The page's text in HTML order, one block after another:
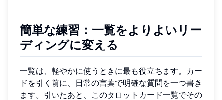
簡単な練習：一覧をよりよいリー
ディングに変える
一覧は、軽やかに使うときに最も役立ちます。カー
ドを引く前に、日常の言葉で明確な質問を一つ書き
ます。引いたあと、このタロットカード一覧でその